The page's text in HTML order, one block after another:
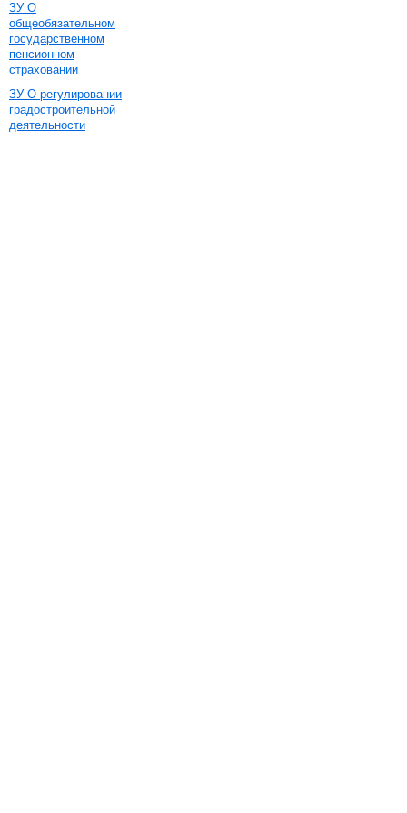
ЗУ О
общеобязательном
государственном
пенсионном
страховании
ЗУ О регулировании
градостроительной
деятельности